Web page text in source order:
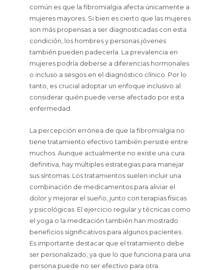
común es que la fibromialgia afecta únicamente a
mujeres mayores. Si bien es cierto que las mujeres
son más propensas a ser diagnosticadas con esta
condición, los hombres y personas jóvenes
también pueden padecerla. La prevalencia en
mujeres podría deberse a diferencias hormonales
o incluso a sesgos en el diagnóstico clínico. Por lo
tanto, es crucial adoptar un enfoque inclusivo al
considerar quién puede verse afectado por esta
enfermedad.
La percepción errónea de que la fibromialgia no
tiene tratamiento efectivo también persiste entre
muchos. Aunque actualmente no existe una cura
definitiva, hay múltiples estrategias para manejar
sus síntomas. Los tratamientos suelen incluir una
combinación de medicamentos para aliviar el
dolor y mejorar el sueño, junto con terapias físicas
y psicológicas. El ejercicio regular y técnicas como
el yoga o la meditación también han mostrado
beneficios significativos para algunos pacientes.
Es importante destacar que el tratamiento debe
ser personalizado, ya que lo que funciona para una
persona puede no ser efectivo para otra.